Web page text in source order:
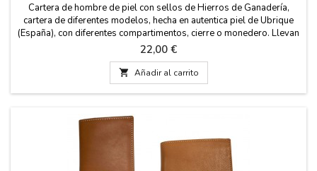
Cartera de hombre de piel con sellos de Hierros de Ganadería,
cartera de diferentes modelos, hecha en autentica piel de Ubrique
(España), con diferentes compartimentos, cierre o monedero. Llevan
grabados los hierros ganaderos en sellos redondos, para así
hacerla mas taurina. Fabricada en España. Medidas: VERTICAL: 11
cm x 8 cm con cierre y sin cierre....
Precio
22,00 €
 Añadir al carrito